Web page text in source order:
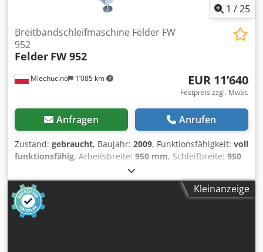
1 /25
Miechucino 1’085 km
Breitbandschleifmaschine Felder FW
952
Felder FW 952
EUR 11’640
Festpreis zzgl. MwSt.
Anfragen Anrufen
Zustand: gebraucht, Baujahr: 2009, Funktionsfähigkeit: voll
funktionsfähig, Arbeitsbreite: 950 mm, Schleifbreite: 950
, - Österreichische Produktion - Baujahr: 2009 -
Kombischuh TECHNISCHE DATEN: - Schleifbreite: 950 mm -
Schleifhöhe: 4–170 mm - Motorleistung: 11 kW - 1.
Aggregat: Gummiwalze mit pneumatischer Andruckeinheit
- Walzendurchmesser: 110 mm - 2. Aggregat: Kombischuh
Kleinanzeige